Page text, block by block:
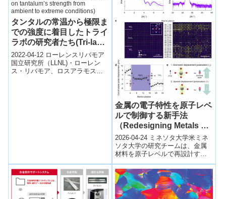
タンタルの常温から極限ま
での強度に着目したトライ
ラボの研究者たち(Tri-lab
researchers focus on
tantalum’s strength from
ambient to extreme
2022-04-12 ローレンスリバモア
国立研究所（LLNL)・ローレン
ス・リバモア、ロスアラモス、
金属の電子特性を原子レベ
ルで制御する新手法
（Redesigning Metals at
the Atomic Level）
2026-04-24 ミネソタ大学米ミネ
ソタ大学の研究チームは、金属
材料を原子レベルで再設計する
新手法を開発し、次世代技術へ
の応用可能性を示した。従来は
平均的な...